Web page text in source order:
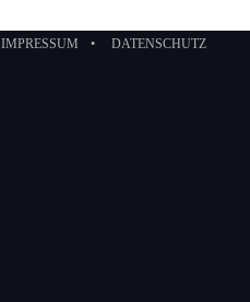
IMPRESSUM DATENSCHUTZ